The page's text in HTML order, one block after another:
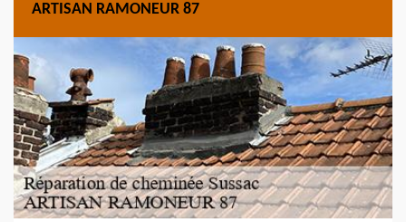
ARTISAN RAMONEUR 87